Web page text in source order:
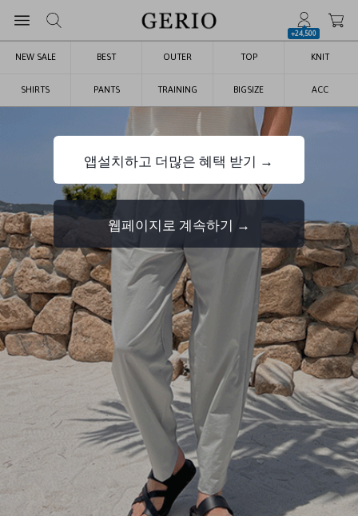
+24,500
NEW SALE BEST OUTER TOP KNIT
SHIRTS PANTS TRAINING BIGSIZE ACC
앱설치하고 더많은 혜택 받기 →
웹페이지로 계속하기 →